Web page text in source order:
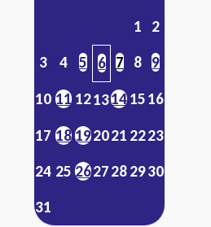
1
2
3
4 5 6 7 8 9
10 11 1213141516
17 18192021 2223
24 25 2627282930
31